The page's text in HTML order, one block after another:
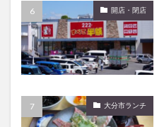
開店・閉店
大分市ランチ